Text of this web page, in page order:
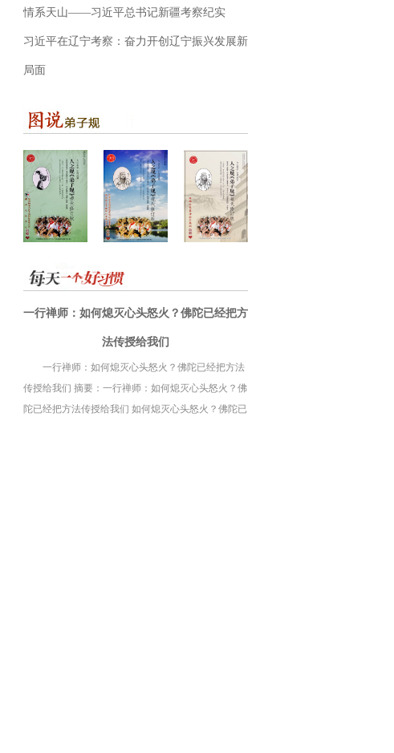
情系天山——习近平总书记新疆考察纪实
习近平在辽宁考察：奋力开创辽宁振兴发展新
局面
一行禅师：如何熄灭心头怒火？佛陀已经把方
法传授给我们
一行禅师：如何熄灭心头怒火？佛陀已经把方法
传授给我们 摘要：一行禅师：如何熄灭心头怒火？佛
陀已经把方法传授给我们 如何熄灭心头怒火？佛陀已